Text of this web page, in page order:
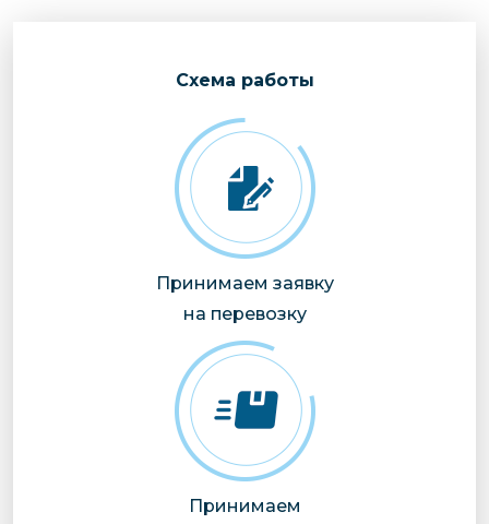
Cхема работы
Принимаем заявку
на перевозку
Принимаем